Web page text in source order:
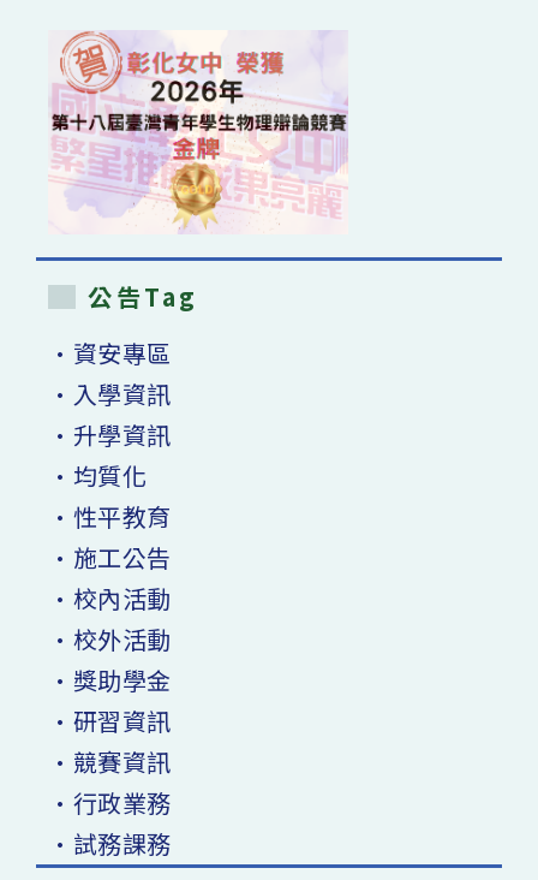
公告Tag
•資安專區
•入學資訊
•升學資訊
•均質化
•性平教育
•施工公告
•校內活動
•校外活動
•獎助學金
•研習資訊
•競賽資訊
•行政業務
•試務課務